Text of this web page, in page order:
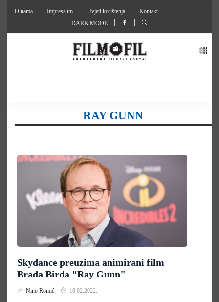
O nama Impressum Uvjeti korištenja
Kontakt
DARK MODE
RAY GUNN
Skydance preuzima animirani film
Brada Birda "Ray Gunn"
Nino Romić 18.02.2022.